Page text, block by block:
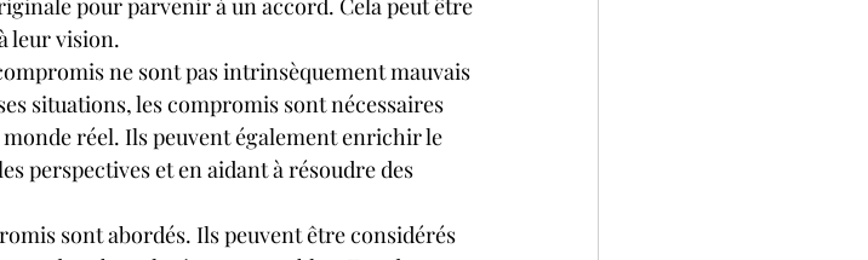
pour parvenir à un accord. Cela peut être
leur vision.
ne sont pas intrinsèquement mauvais
situations, les compromis sont nécessaires
réel. Ils peuvent également enrichir le
perspectives et en aidant à résoudre des
sont abordés. Ils peuvent être considérés